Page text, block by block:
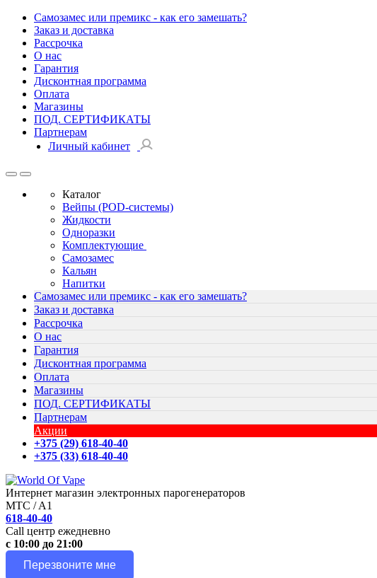
Самозамес или премикс - как его замешать?
Заказ и доставка
Рассрочка
О нас
Гарантия
Дисконтная программа
Оплата
Магазины
ПОД. СЕРТИФИКАТЫ
Партнерам
Личный кабинет
Каталог
Вейпы (POD-системы)
Жидкости
Одноразки
Комплектующие
Самозамес
Кальян
Напитки
Самозамес или премикс - как его замешать?
Заказ и доставка
Рассрочка
О нас
Гарантия
Дисконтная программа
Оплата
Магазины
ПОД. СЕРТИФИКАТЫ
Партнерам
Акции
+375 (29) 618-40-40
+375 (33) 618-40-40
Интернет магазин электронных парогенераторов
MTC / A1
618-40-40
Call центр ежедневно
с 10:00 до 21:00
Перезвоните мне